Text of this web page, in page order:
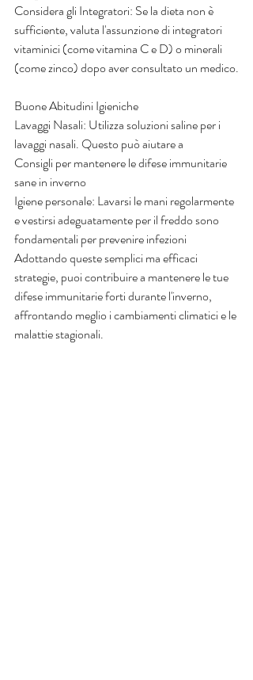
Considera gli Integratori: Se la dieta non è
sufficiente, valuta l'assunzione di integratori
vitaminici (come vitamina C e D) o minerali
(come zinco) dopo aver consultato un medico.
Buone Abitudini Igieniche
Lavaggi Nasali: Utilizza soluzioni saline per i
lavaggi nasali. Questo può aiutare a
Consigli per mantenere le difese immunitarie
sane in inverno
Igiene personale: Lavarsi le mani regolarmente
e vestirsi adeguatamente per il freddo sono
fondamentali per prevenire infezioni
Adottando queste semplici ma efficaci
strategie, puoi contribuire a mantenere le tue
difese immunitarie forti durante l'inverno,
affrontando meglio i cambiamenti climatici e le
malattie stagionali.